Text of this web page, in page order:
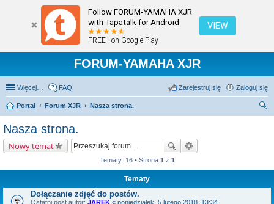
Follow FORUM-YAMAHA XJR
with Tapatalk for Android
FREE - on Google Play
VIEW
FORUM-YAMAHA XJR
Więcej… FAQ Zaloguj się
Zarejestruj się
Portal Forum XJR
Nasza strona.
Nasza strona.
Nowy temat
Tematy: 16 • Strona 1 z 1
Tematy
Dołączanie zdjęć do postów.
Ostatni post autor: JAREK « poniedziałek, 5 lutego 2018, 13:34